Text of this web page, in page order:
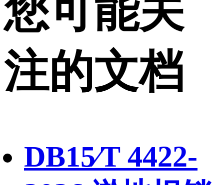
您可能关
注的文档
DB15∕T 4422-